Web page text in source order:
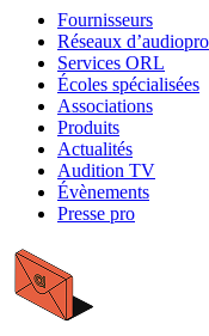
Fournisseurs
Réseaux
Services ORL
Écoles spécialisées
Associations
Produits
Actualités
Audition TV
Évènements
Presse pro